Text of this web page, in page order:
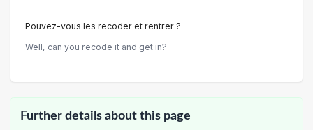
Pouvez-vous les recoder et rentrer ?
Well, can you recode it and get in?
Further details about this page